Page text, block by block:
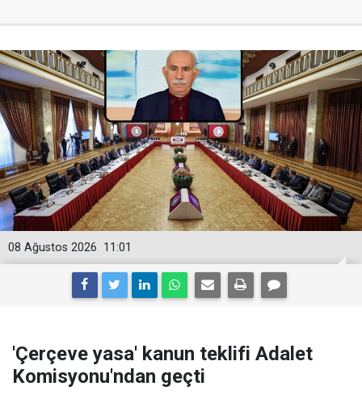
11:01
08 Ağustos 2026
'Çerçeve yasa' kanun teklifi Adalet
Komisyonu'ndan geçti